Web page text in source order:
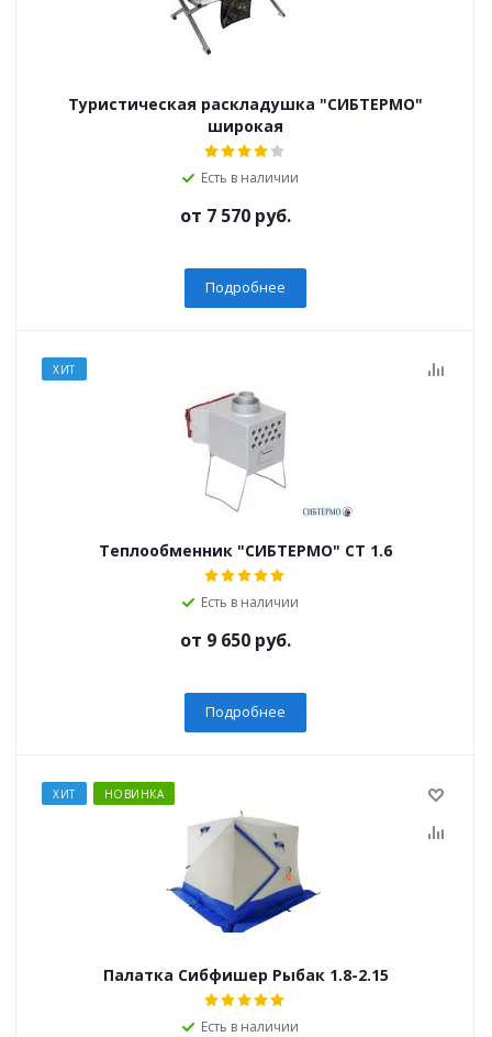
Туристическая раскладушка "СИБТЕРМО"
широкая
Есть в наличии
от 7 570 руб.
Подробнее
ХИТ
Теплообменник "СИБТЕРМО" СТ 1.6
Есть в наличии
от 9 650 руб.
Подробнее
ХИТ НОВИНКА
Палатка Сибфишер Рыбак 1.8-2.15
Есть в наличии